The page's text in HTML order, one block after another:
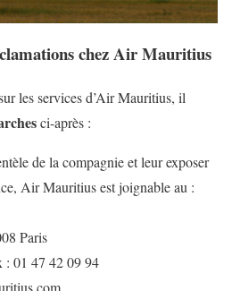
chez Air Mauritius
les services d’Air Mauritius, il
ci-après :
de la compagnie et leur exposer
Air Mauritius est joignable au :
Paris
: 01 47 42 09 94